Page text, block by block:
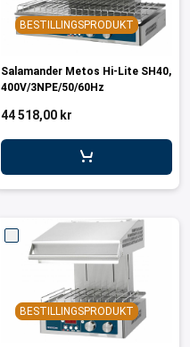
BESTILLINGSPRODUKT
Salamander Metos Hi-Lite SH40,
400V/3NPE/50/60Hz
44 518,00 kr
BESTILLINGSPRODUKT